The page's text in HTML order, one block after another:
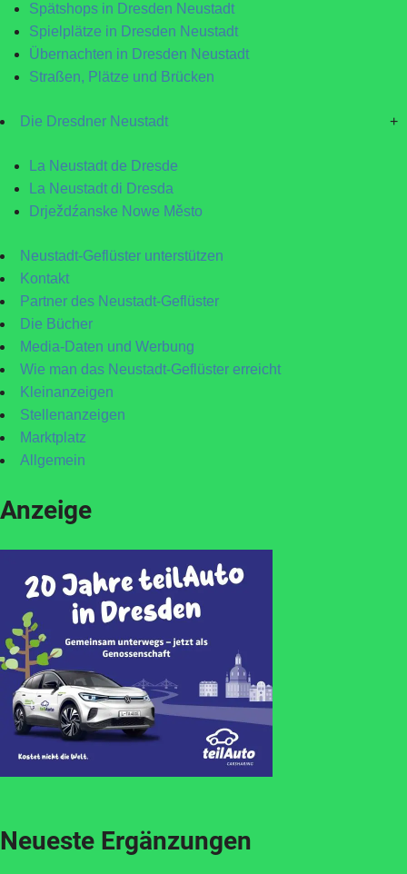
Spätshops in Dresden Neustadt
Spielplätze in Dresden Neustadt
Übernachten in Dresden Neustadt
Straßen, Plätze und Brücken
Die Dresdner Neustadt +
La Neustadt de Dresde
La Neustadt di Dresda
Drježdźanske Nowe Město
Neustadt-Geflüster unterstützen
Kontakt
Partner des Neustadt-Geflüster
Die Bücher
Media-Daten und Werbung
Wie man das Neustadt-Geflüster erreicht
Kleinanzeigen
Stellenanzeigen
Marktplatz
Allgemein
Anzeige
Neueste Ergänzungen